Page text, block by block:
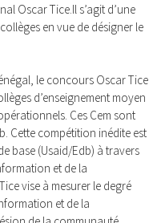
Oscar Tice.Il s’agit d’une
en vue de désigner le
le concours Oscar Tice
d’enseignement moyen
Ces Cem sont
Cette compétition inédite est
base (Usaid/Edb) à travers
et de la
vise à mesurer le degré
et de la